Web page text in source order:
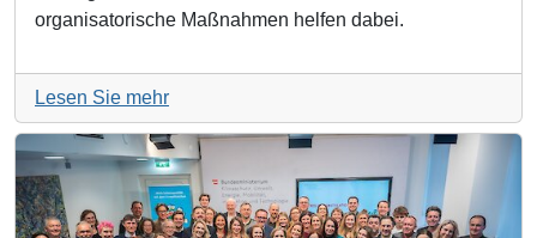
organisatorische Maßnahmen helfen dabei.
Lesen Sie mehr